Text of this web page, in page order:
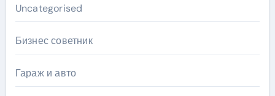
Uncategorised
Бизнес советник
Гараж и авто